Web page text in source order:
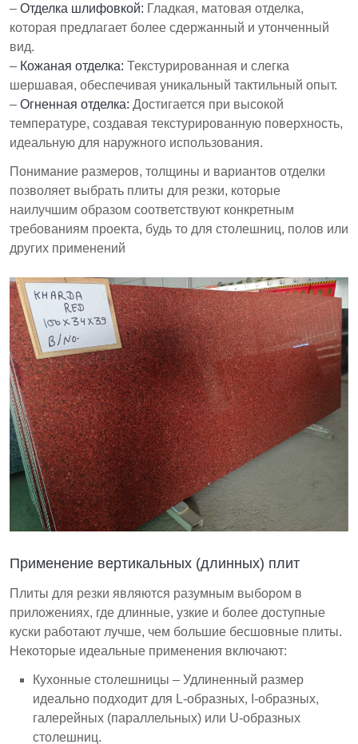
– Отделка шлифовкой: Гладкая, матовая отделка,
которая предлагает более сдержанный и утонченный
вид.
– Кожаная отделка: Текстурированная и слегка
шершавая, обеспечивая уникальный тактильный опыт.
– Огненная отделка: Достигается при высокой
температуре, создавая текстурированную поверхность,
идеальную для наружного использования.
Понимание размеров, толщины и вариантов отделки
позволяет выбрать плиты для резки, которые
наилучшим образом соответствуют конкретным
требованиям проекта, будь то для столешниц, полов или
других применений
Применение вертикальных (длинных) плит
Плиты для резки являются разумным выбором в
приложениях, где длинные, узкие и более доступные
куски работают лучше, чем большие бесшовные плиты.
Некоторые идеальные применения включают:
Кухонные столешницы – Удлиненный размер
идеально подходит для L-образных, I-образных,
галерейных (параллельных) или U-образных
столешниц.